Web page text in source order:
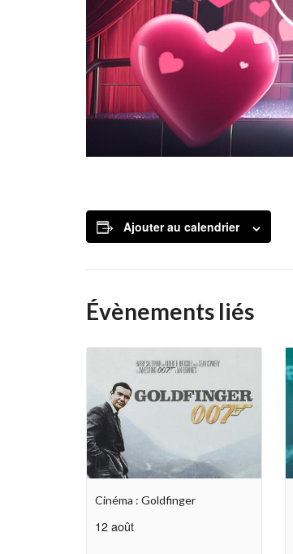
Ajouter au calendrier
Évènements liés
Cinéma : Goldfinger
12 août